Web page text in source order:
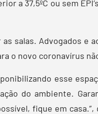
a 37,5ºC ou sem
salas. Advogados e
o novo coronavírus
esse
do ambiente.
fique em